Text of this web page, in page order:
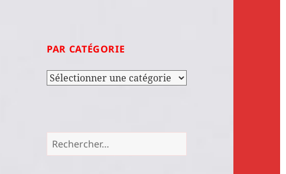
PAR CATÉGORIE
Par
Rechercher :